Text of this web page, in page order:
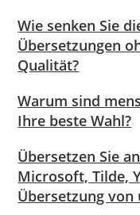
Wie senken Sie
Übersetzungen
Qualität?
Warum sind
Ihre beste Wahl?
Übersetzen Sie
Microsoft, Tilde,
Übersetzung